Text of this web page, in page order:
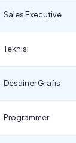
Sales Executive
Teknisi
Desainer Grafis
Programmer